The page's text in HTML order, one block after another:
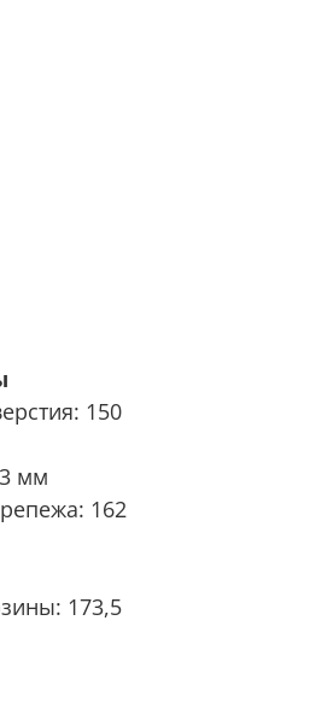
150
мм
162
173,5